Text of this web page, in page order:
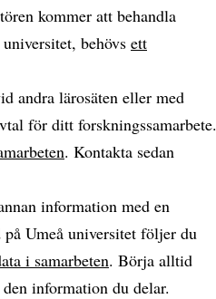
kommer att behandla
behövs ett
andra lärosäten eller med
för ditt forskningssamarbete.
. Kontakta sedan
information med en
på Umeå universitet följer du
i samarbeten. Börja alltid
den information du delar.